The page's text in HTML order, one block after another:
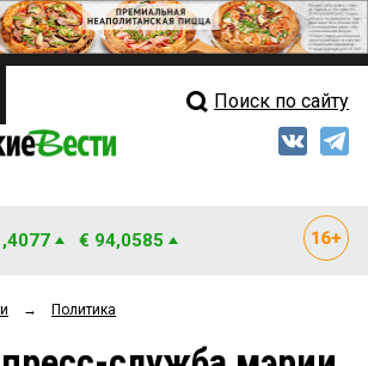
Свежий выпускПоиск по сайту
€ 94,0585
→ Политика